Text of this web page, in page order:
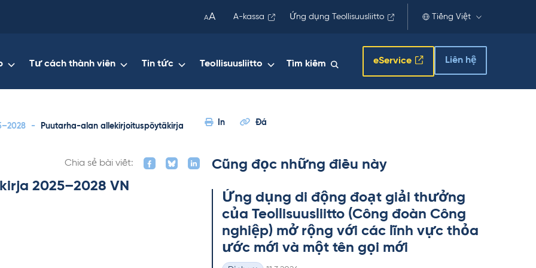
AA A-kassa Ứng dụng Teollisuusliitto Tiếng Việt
Tư cách thành viên Tin tức Teollisuusliitto Tìm kiếm eService Liên hệ
-
Puutarha-alan allekirjoituspöytäkirja
In Đá
Chia sẻ bài viết:
2025–2028 VN
Cũng đọc những điều này
Ứng dụng di động đoạt giải thưởng
của Teol­li­suus­liitto (Công đoàn Công
ng­hiệp) mở rộng với các lĩnh vực thỏa
ước mới và một tên gọi mới
your
clipboard.)